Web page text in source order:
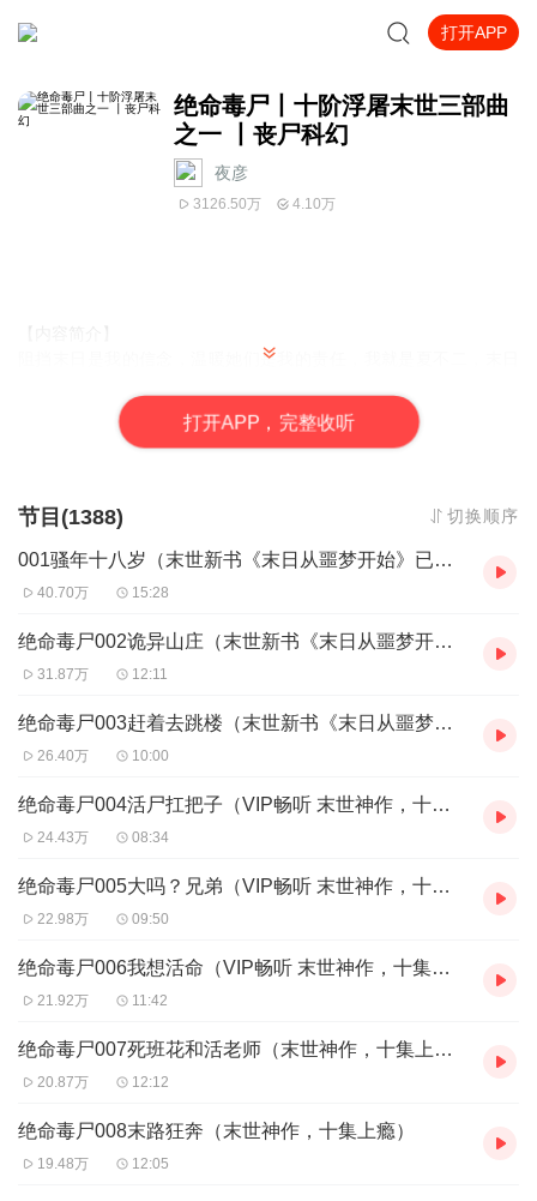
打开APP
绝命毒尸丨十阶浮屠末世三部曲
之一 丨丧尸科幻
夜彦
3126.50万 4.10万
阻挡末日是我的信念，温暖她们是我的责任，我就是夏不二，末日
【作者/主播】
1、本作品为付费有声书，前130集为免费试听，购买成功后，即可
收听，可下载重复收听。
台传播，违者将追究其法律责任。
3、如在充值／购买环节遇到问题，您可通过页面右上方按钮，将页
4、在购买过程中，如果您有任何问题，可以按以下步骤咨询在线客
第一步：您可在喜马拉雅APP【账号-联系客服】中咨询在线客服；
APP】公众号，通过下方菜单栏里【我的-在线客服】咨询在线客
服；
838-5616
打开APP，完整收听
节目(1388) 切换顺序
001骚年十八岁（末世新书《末日从噩梦开始》已上，欢迎收听）
40.70万 15:28
绝命毒尸002诡异山庄（末世新书《末日从噩梦开始》已上，欢迎收听）
31.87万 12:11
绝命毒尸003赶着去跳楼（末世新书《末日从噩梦开始》已上，欢迎收听）
26.40万 10:00
绝命毒尸004活尸扛把子（VIP畅听 末世神作，十集上瘾）
24.43万 08:34
绝命毒尸005大吗？兄弟（VIP畅听 末世神作，十集上瘾）
22.98万 09:50
绝命毒尸006我想活命（VIP畅听 末世神作，十集上瘾）
21.92万 11:42
绝命毒尸007死班花和活老师（末世神作，十集上瘾）
20.87万 12:12
绝命毒尸008末路狂奔（末世神作，十集上瘾）
19.48万 12:05